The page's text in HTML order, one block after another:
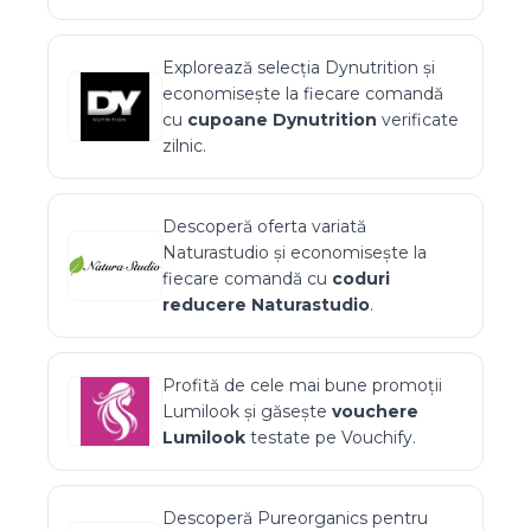
Explorează selecția Dynutrition și
economisește la fiecare comandă
cu cupoane Dynutrition verificate
zilnic.
Descoperă oferta variată
Naturastudio și economisește la
fiecare comandă cu coduri
reducere Naturastudio.
Profită de cele mai bune promoții
Lumilook și găsește vouchere
Lumilook testate pe Vouchify.
Descoperă Pureorganics pentru